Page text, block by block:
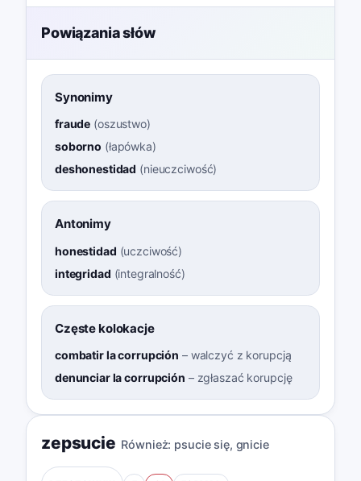
Powiązania słów
Synonimy
fraude (oszustwo)
soborno (łapówka)
deshonestidad (nieuczciwość)
Antonimy
honestidad (uczciwość)
integridad (integralność)
Częste kolokacje
combatir la corrupción – walczyć z korupcją
denunciar la corrupción – zgłaszać korupcję
zepsucie Również: psucie się, gnicie